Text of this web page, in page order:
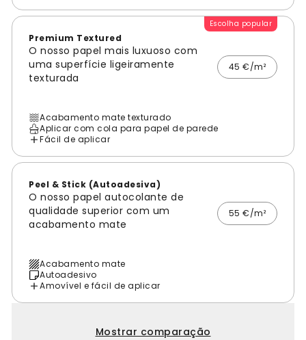
Escolha popular
Premium Textured
O nosso papel mais luxuoso com
uma superfície ligeiramente
texturada
45 €/m²
Acabamento mate texturado
Aplicar com cola para papel de parede
Fácil de aplicar
Peel & Stick (Autoadesiva)
O nosso papel autocolante de
qualidade superior com um
acabamento mate
55 €/m²
Acabamento mate
Autoadesivo
Amovível e fácil de aplicar
Mostrar comparação